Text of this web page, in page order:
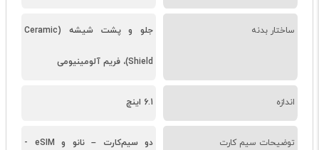
ساختار بدنه جلو و پشت شیشه (Ceramic
Shield)، فریم آلومینیومی
اندازه 6.1 اینچ
توضیحات سیم کارت دو سیم‌کارت – نانو و eSIM -